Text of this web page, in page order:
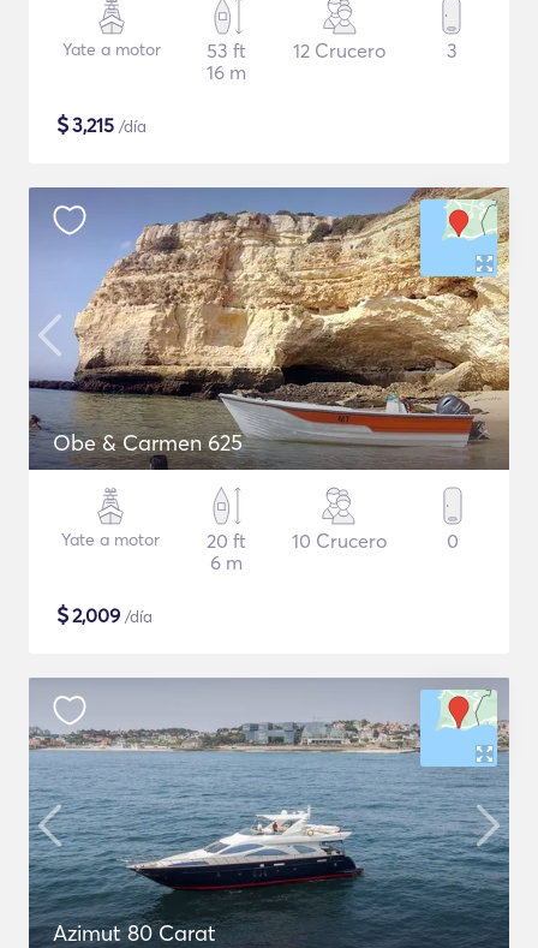
Yate a motor
53 ft
16 m
12 Crucero 3
$3,215 /día
Obe & Carmen 625
Yate a motor
20 ft
6 m
10 Crucero 0
$2,009 /día
Azimut 80 Carat